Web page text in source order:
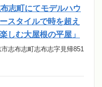
志町にてモデルハウ
スタイルで時を超え
しむ大屋根の平屋」
志布志町志布志字見帰851